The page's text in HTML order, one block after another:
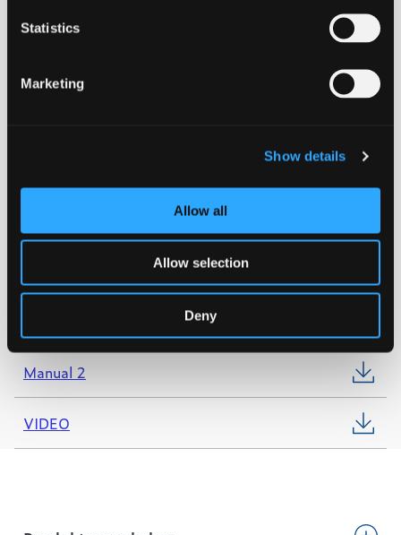
Statistics
Marketing
Show details
Allow all
Allow selection
Deny
NORDIC POLYMARK
Manual 2
VIDEO